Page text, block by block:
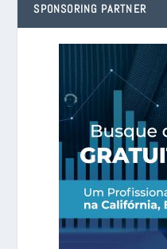
SPONSORING PARTNER